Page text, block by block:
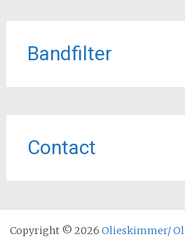
Bandfilter
Contact
Copyright © 2026 Olieskimmer/